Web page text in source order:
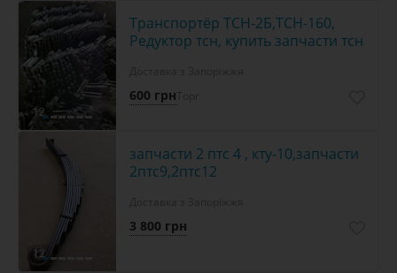
12
Транспортёр ТСН-2Б,ТСН-160,
Редуктор тсн, купить запчасти тсн
600 грн
12
запчасти 2 птс 4 , кту-10,запчасти
2птс9,2птс12
3 800 грн